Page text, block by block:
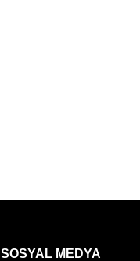
SOSYAL MEDYA